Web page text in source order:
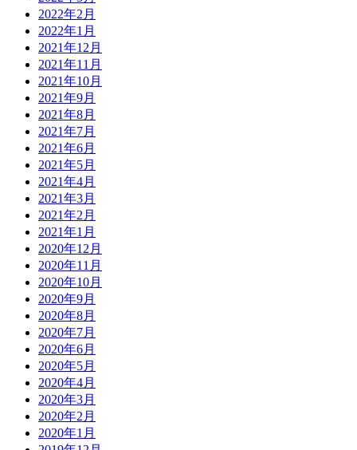
2022年2月
2022年1月
2021年12月
2021年11月
2021年10月
2021年9月
2021年8月
2021年7月
2021年6月
2021年5月
2021年4月
2021年3月
2021年2月
2021年1月
2020年12月
2020年11月
2020年10月
2020年9月
2020年8月
2020年7月
2020年6月
2020年5月
2020年4月
2020年3月
2020年2月
2020年1月